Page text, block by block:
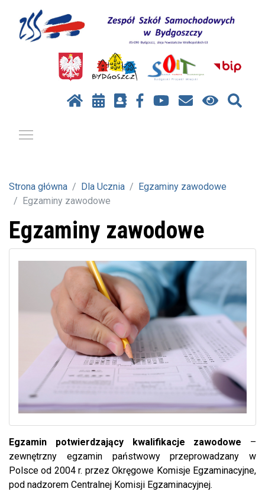
Strona główna Dla Ucznia
Egzaminy zawodowe
Egzaminy zawodowe
Egzaminy zawodowe
Egzamin potwierdzający kwalifikacje zawodowe –
zewnętrzny egzamin państwowy przeprowadzany w
Polsce od 2004 r. przez Okręgowe Komisje Egzaminacyjne,
pod nadzorem Centralnej Komisji Egzaminacyjnej.